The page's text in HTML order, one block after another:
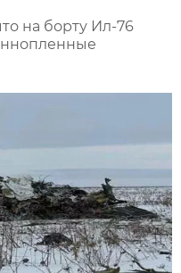
на борту Ил-76